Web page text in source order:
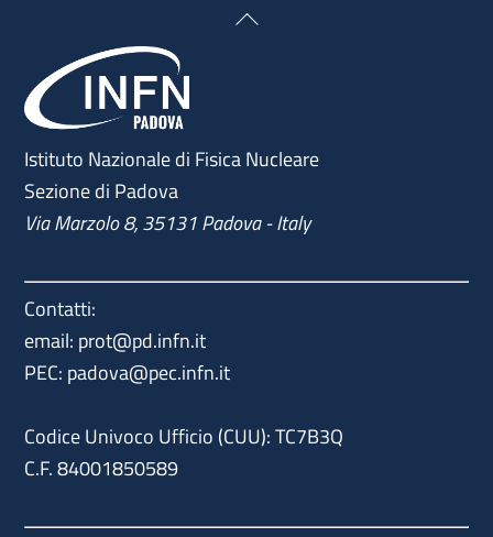
Back
Istituto Nazionale di Fisica Nucleare
Sezione di Padova
Via Marzolo 8, 35131 Padova - Italy
Contatti:
email: prot@pd.infn.it
PEC: padova@pec.infn.it
Codice Univoco Ufficio (CUU): TC7B3Q
C.F. 84001850589